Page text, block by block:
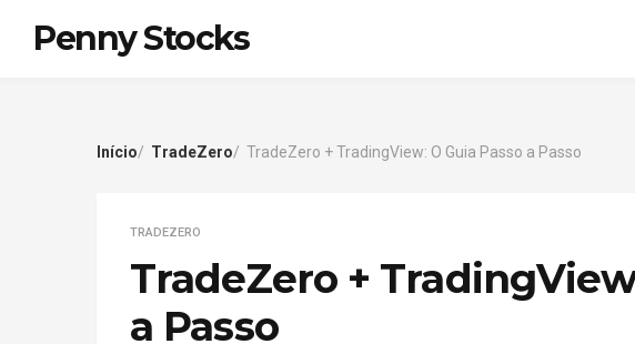
Penny Stocks
Início TradeZero TradeZero + TradingView: O Guia Passo a Passo
TRADEZERO
TradeZero +
a Passo